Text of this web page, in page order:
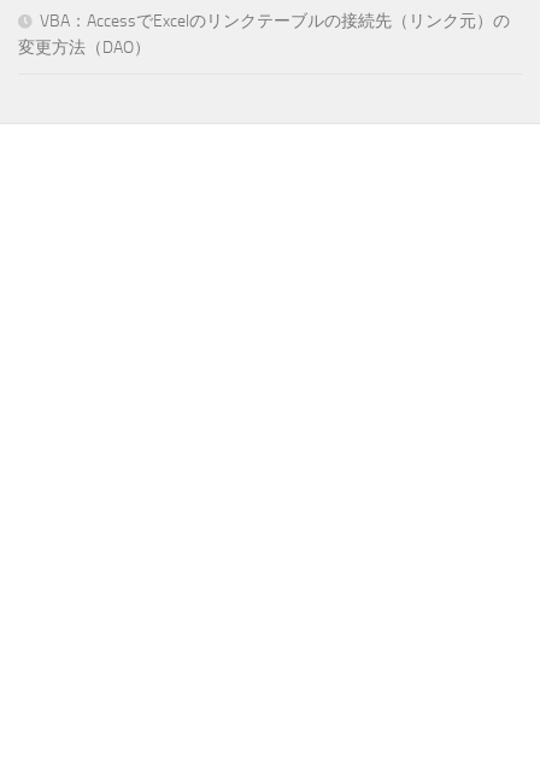
VBA：AccessでExcelのリンクテーブルの接続先（リンク元）の
変更方法（DAO）